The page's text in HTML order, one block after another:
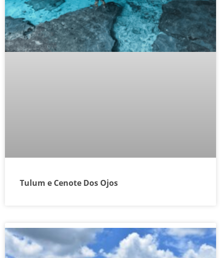
Tulum e Cenote Dos Ojos